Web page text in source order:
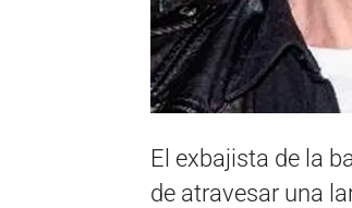
El exbajista de la
de atravesar una